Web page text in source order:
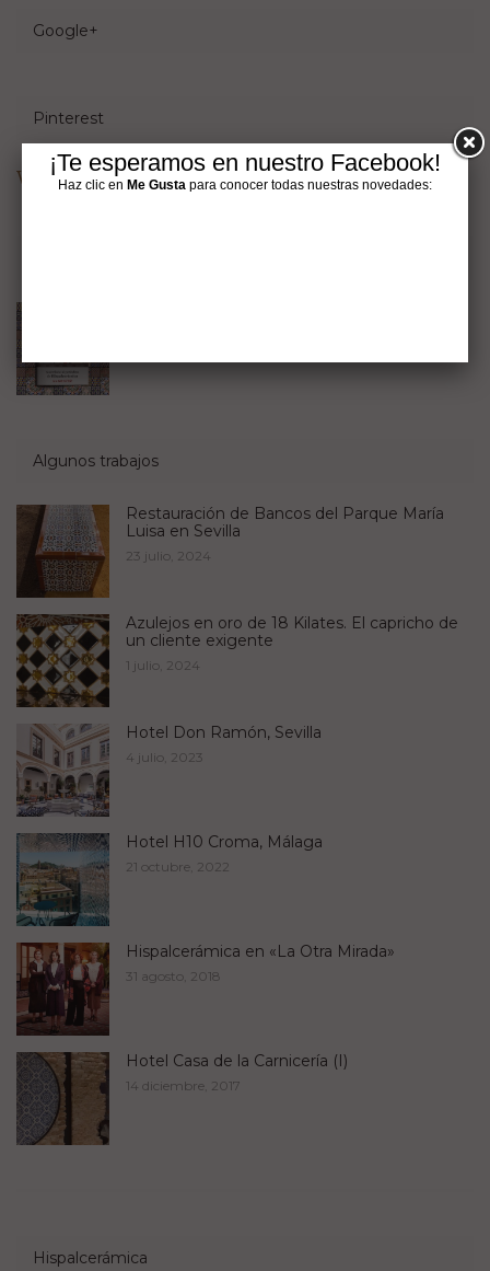
Google+
Pinterest
Visit Hispalcerámica's profile on Pinterest.
Algunos trabajos
Restauración de Bancos del Parque María
Luisa en Sevilla
23 julio, 2024
Azulejos en oro de 18 Kilates. El capricho de
un cliente exigente
1 julio, 2024
Hotel Don Ramón, Sevilla
4 julio, 2023
Hotel H10 Croma, Málaga
21 octubre, 2022
Hispalcerámica en «La Otra Mirada»
31 agosto, 2018
Hotel Casa de la Carnicería (I)
14 diciembre, 2017
Hispalcerámica
¡Te esperamos en nuestro Facebook!
Haz clic en Me Gusta para conocer todas nuestras novedades: